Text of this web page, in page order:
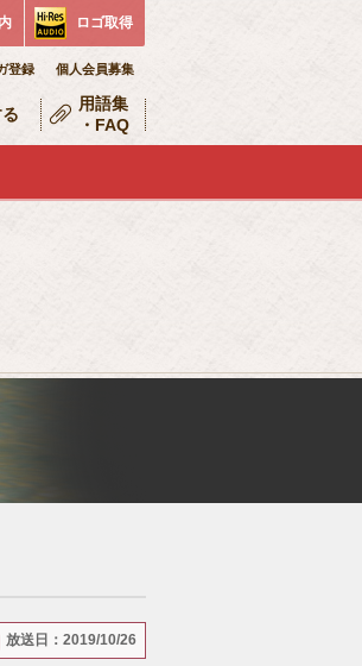
ロゴ取得
登録 個人会員募集
用語集
・FAQ
放送日：2019/10/26